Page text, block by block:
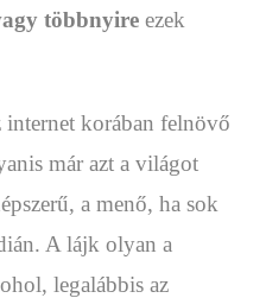
többnyire ezek
korában felnövő
már azt a világot
a menő, ha sok
A lájk olyan a
legalábbis az